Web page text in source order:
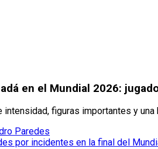
en el Mundial 2026:
figuras importantes y
Paredes
por incidentes en la final del